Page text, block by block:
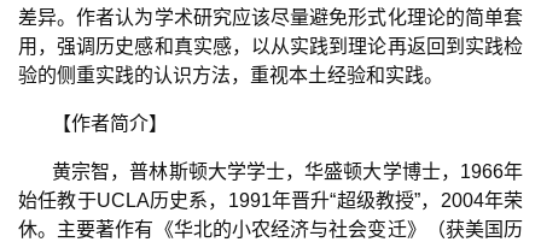
差异。作者认为学术研究应该尽量避免形式化理论的简单套
用，强调历史感和真实感，以从实践到理论再返回到实践检
验的侧重实践的认识方法，重视本土经验和实践。
【作者简介】
黄宗智，普林斯顿大学学士，华盛顿大学博士， 1966年
始任教于UCLA历史系， 1991年晋升“超级教授”， 2004年荣
休。主要著作有《华北的小农经济与社会变迁》（获美国历